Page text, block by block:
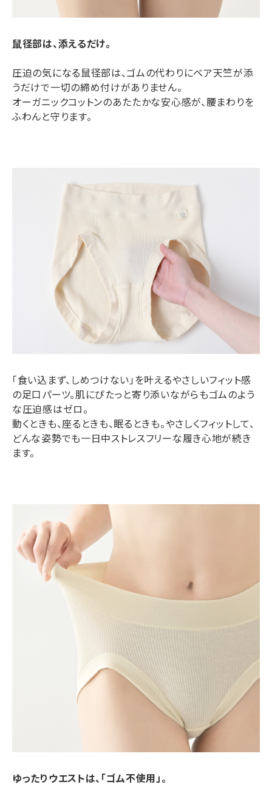
鼠径部は、添えるだけ。
圧迫の気になる鼠径部は、ゴムの代わりにベア天竺が添
うだけで一切の締め付けがありません。
オーガニックコットンのあたたかな安心感が、腰まわりを
ふわんと守ります。
「食い込まず、しめつけない」を叶えるやさしいフィット感
の足口パーツ。肌にぴたっと寄り添いながらもゴムのよう
な圧迫感はゼロ。
動くときも、座るときも、眠るときも。やさしくフィットして、
どんな姿勢でも一日中ストレスフリーな履き心地が続き
ます。
ゆったりウエストは、「ゴム不使用」。